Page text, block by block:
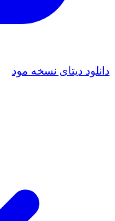
دیتای نسخه مود